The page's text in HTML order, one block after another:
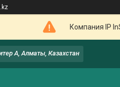
Компания IP
А, Алматы, Казахстан